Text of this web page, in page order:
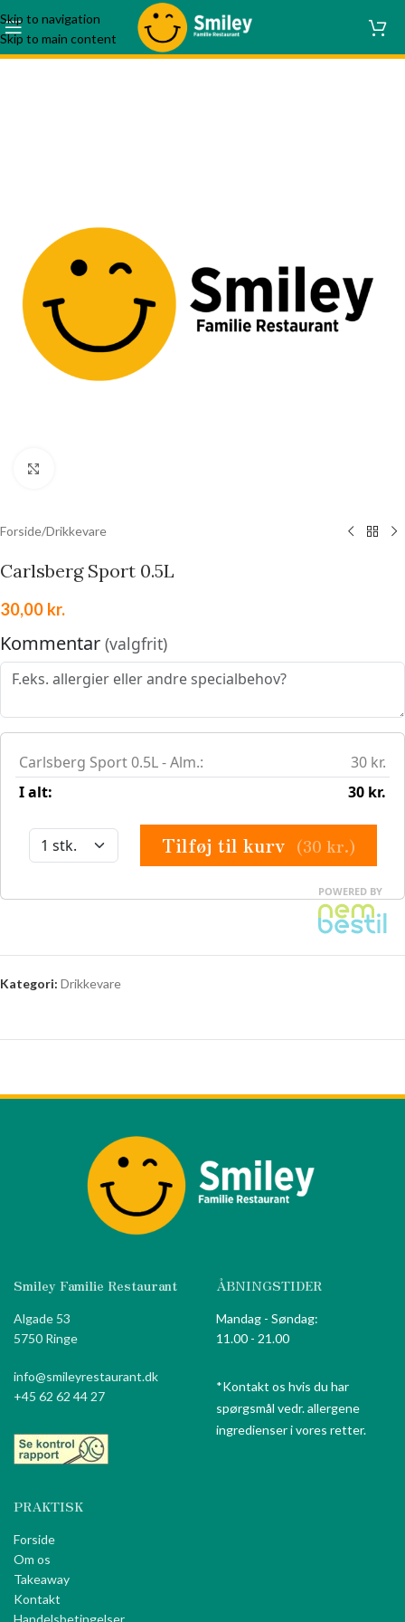
Skip to navigation
Skip to main content
Forside/Drikkevare
Carlsberg Sport 0.5L
30,00 kr.
Kategori: Drikkevare
Smiley Familie Restaurant
Algade 53
5750 Ringe
info@smileyrestaurant.dk
+45 62 62 44 27
ÅBNINGSTIDER
Mandag - Søndag:
11.00 - 21.00
*Kontakt os hvis du har
spørgsmål vedr. allergene
ingredienser i vores retter.
PRAKTISK
Forside
Om os
Takeaway
Kontakt